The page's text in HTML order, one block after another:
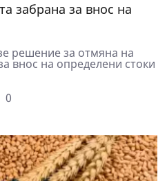
забрана за внос на
решение за отмяна на
внос на определени стоки
0